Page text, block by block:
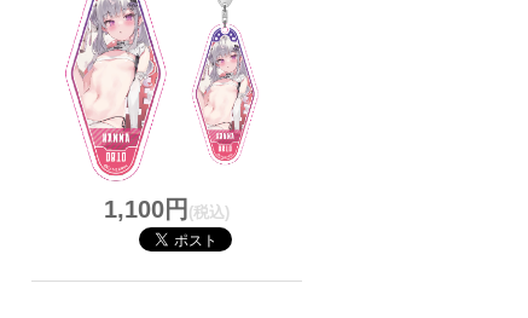
1,100円 (税込)